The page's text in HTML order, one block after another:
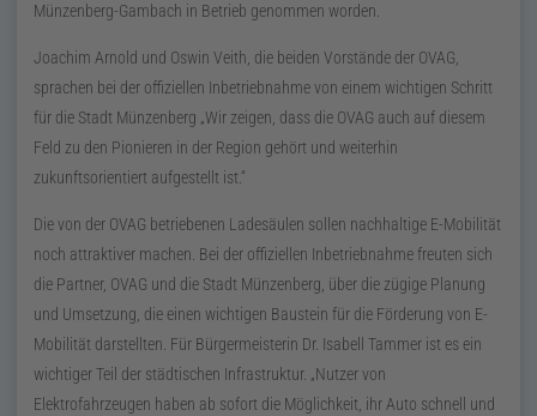
Münzenberg-Gambach in Betrieb genommen worden.
Joachim Arnold und Oswin Veith, die beiden Vorstände der OVAG,
sprachen bei der offiziellen Inbetriebnahme von einem wichtigen Schritt
für die Stadt Münzenberg „Wir zeigen, dass die OVAG auch auf diesem
Feld zu den Pionieren in der Region gehört und weiterhin
zukunftsorientiert aufgestellt ist.“
Die von der OVAG betriebenen Ladesäulen sollen nachhaltige E-Mobilität
noch attraktiver machen. Bei der offiziellen Inbetriebnahme freuten sich
die Partner, OVAG und die Stadt Münzenberg, über die zügige Planung
und Umsetzung, die einen wichtigen Baustein für die Förderung von E-
Mobilität darstellten. Für Bürgermeisterin Dr. Isabell Tammer ist es ein
wichtiger Teil der städtischen Infrastruktur. „Nutzer von
Elektrofahrzeugen haben ab sofort die Möglichkeit, ihr Auto schnell und